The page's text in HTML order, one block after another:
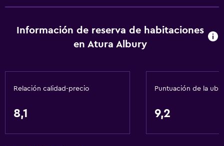
Información de reserva de habitaciones
en Atura Albury
Relación calidad-precio
8,1
Puntuación de la
9,2